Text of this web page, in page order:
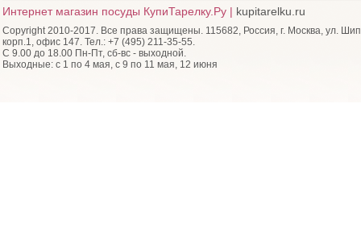
Интернет магазин посуды КупиТарелку.Ру | kupitarelku.ru
Copyright 2010-2017. Все права защищены. 115682, Россия, г. Москва, ул.
корп.1, офис 147. Тел.: +7 (495) 211-35-55.
С 9.00 до 18.00 Пн-Пт, сб-вс - выходной.
Выходные: с 1 по 4 мая, с 9 по 11 мая, 12 июня